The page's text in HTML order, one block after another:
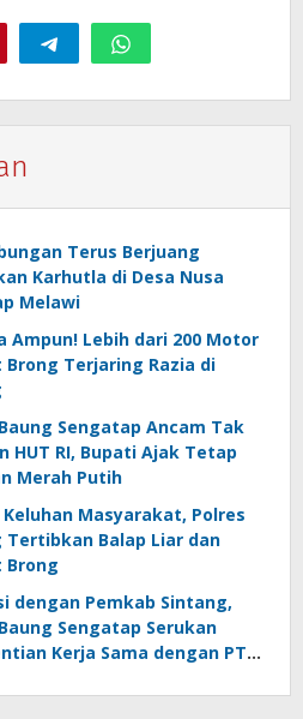
Terus Berjuang
Karhutla di Desa Nusa
Melawi
Ampun! Lebih dari 200 Motor
Brong Terjaring Razia di
Sengatap Ancam Tak
HUT RI, Bupati Ajak Tetap
Merah Putih
Keluhan Masyarakat, Polres
Tertibkan Balap Liar dan
Brong
dengan Pemkab Sintang,
Sengatap Serukan
Kerja Sama dengan PT